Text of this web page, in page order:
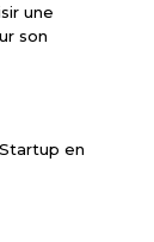
une
son
en